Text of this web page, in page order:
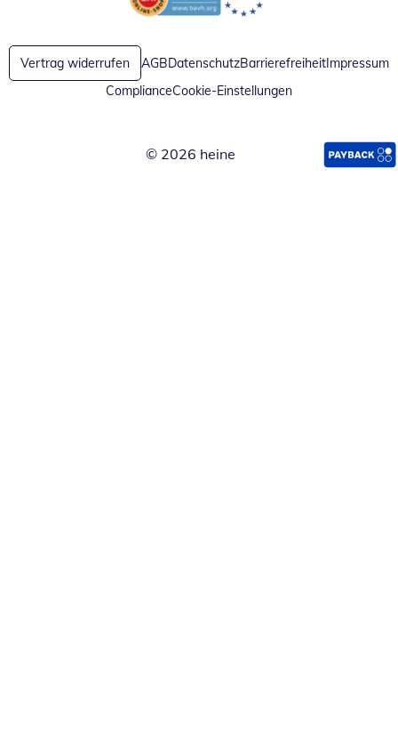
Öffnet in neuem FensterÖffnet in neuem Fenster
Vertrag widerrufen AGBDatenschutzBarrierefreiheit Impressum
ComplianceCookie-Einstellungen
© 2026 heine